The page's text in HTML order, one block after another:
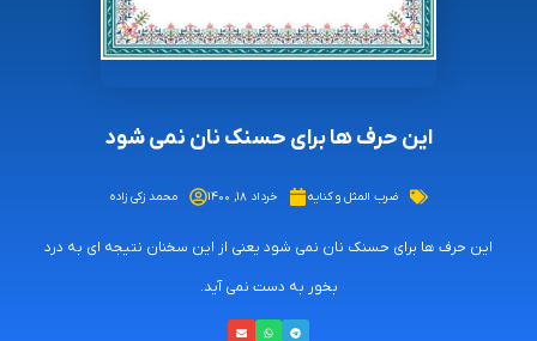
این حرف ها برای حسنک نان نمی شود
ضرب المثل و کنایه خرداد ۱۸, ۱۴۰۰ محمد زکی زاده
این حرف ها برای حسنک نان نمی شود یعنی از این سخنان نتیجه ای به درد
بخور به دست نمی آید.